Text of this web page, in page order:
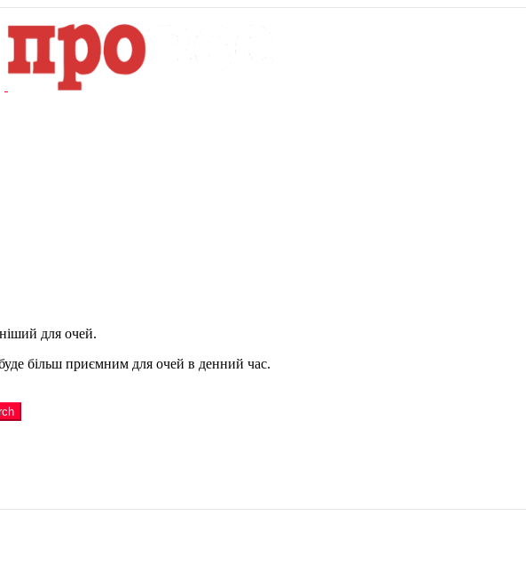
для очей.
більш приємним для очей в денний час.